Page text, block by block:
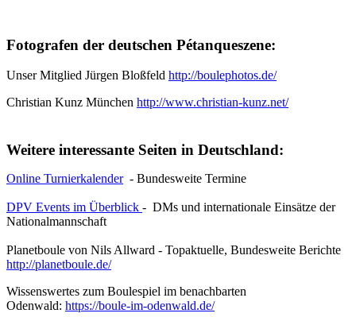
Fotografen der deutschen Pétanqueszene:
Unser Mitglied Jürgen Bloßfeld http://boulephotos.de/
Christian Kunz München http://www.christian-kunz.net/
Weitere interessante Seiten in Deutschland:
Online Turnierkalender- Bundesweite Termine
DPV Events im Überblick - DMs und internationale Einsätze der
Nationalmannschaft
Planetboule von Nils Allward - Topaktuelle, Bundesweite Berichte
http://planetboule.de/
Wissenswertes zum Boulespiel im benachbarten
Odenwald: https://boule-im-odenwald.de/